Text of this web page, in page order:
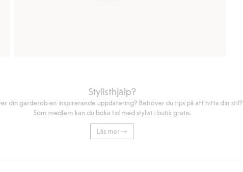
Stylisthjälp?
din garderob en inspirerande uppdatering? Behöver du tips på att hitta din stil?
Som medlem kan du boka tid med stylist i butik gratis.
Läs mer